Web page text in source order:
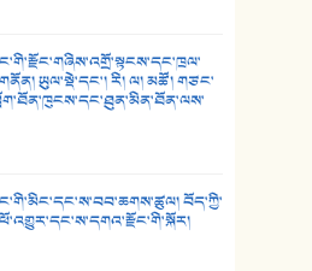
- ཕན་ཐོག
- ཕན་ཐོག
ཡུལ་སྡེ་དང་། རི། ལ། མཚོ། གཙང་
བོད་ཀྱི་